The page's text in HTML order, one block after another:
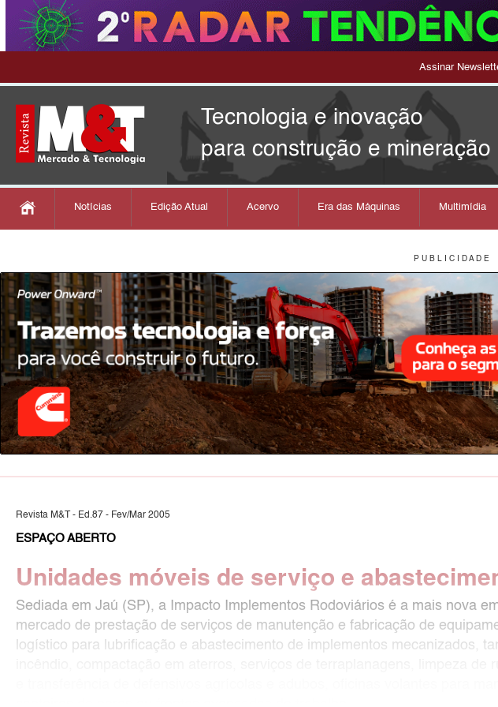
Assinar
Tecnologia e inovação
para construção e mineração
Notícias Edição Atual Acervo Era das Máquinas Multimídia
P U B L I C I D A D E
Revista M&T - Ed.87 - Fev/Mar 2005
ESPAÇO ABERTO
Unidades móveis de serviço e
Sediada em Jaú (SP), a Impacto Implementos Rodoviários é a mais nova
mercado de prestação de serviços de manutenção e fabricação de
logístico para lubrificação e abastecimento de implementos mecanizados,